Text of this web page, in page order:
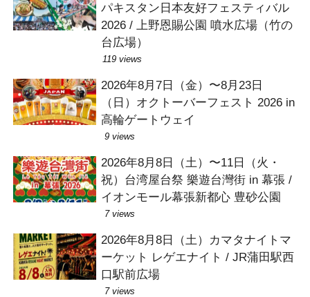
パキスタン日本友好フェスティバル
2026 / 上野恩賜公園 噴水広場（竹の
台広場）
119 views
2026年8月7日（金）〜8月23日
（日）オクトーバーフェスト 2026 in
高輪ゲートウェイ
9 views
2026年8月8日（土）〜11日（火・
祝）台湾屋台祭 樂遊台灣街 in 幕張 /
イオンモール幕張新都心 豊砂公園
7 views
2026年8月8日（土）カマタナイトマ
ーケット レゲエナイト / JR蒲田駅西
口駅前広場
7 views